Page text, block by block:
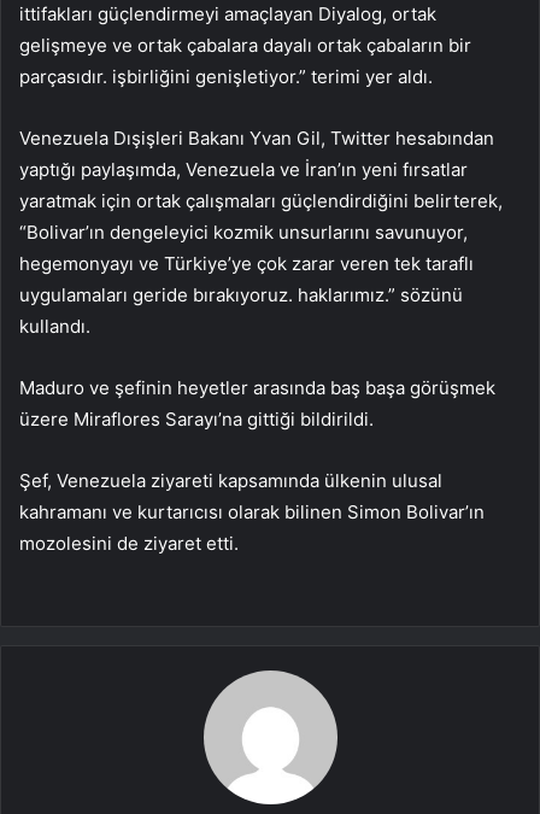
ittifakları güçlendirmeyi amaçlayan Diyalog, ortak
gelişmeye ve ortak çabalara dayalı ortak çabaların bir
parçasıdır. işbirliğini genişletiyor.” terimi yer aldı.
Venezuela Dışişleri Bakanı Yvan Gil, Twitter hesabından
yaptığı paylaşımda, Venezuela ve İran’ın yeni fırsatlar
yaratmak için ortak çalışmaları güçlendirdiğini belirterek,
“Bolivar’ın dengeleyici kozmik unsurlarını savunuyor,
hegemonyayı ve Türkiye’ye çok zarar veren tek taraflı
uygulamaları geride bırakıyoruz. haklarımız.” sözünü
kullandı.
Maduro ve şefinin heyetler arasında baş başa görüşmek
üzere Miraflores Sarayı’na gittiği bildirildi.
Şef, Venezuela ziyareti kapsamında ülkenin ulusal
kahramanı ve kurtarıcısı olarak bilinen Simon Bolivar’ın
mozolesini de ziyaret etti.